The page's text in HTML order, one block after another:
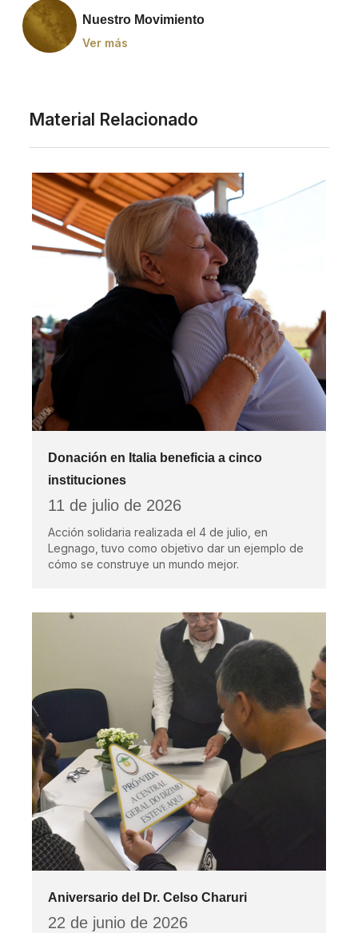
Nuestro Movimiento
Ver más
Material Relacionado
Donación en Italia beneficia a cinco
instituciones
11 de julio de 2026
Acción solidaria realizada el 4 de julio, en
Legnago, tuvo como objetivo dar un ejemplo de
cómo se construye un mundo mejor.
Aniversario del Dr. Celso Charuri
22 de junio de 2026